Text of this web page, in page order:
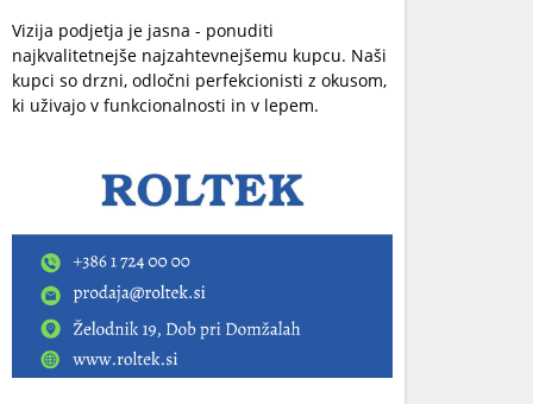
Vizija podjetja je jasna - ponuditi
najkvalitetnejše najzahtevnejšemu kupcu. Naši
kupci so drzni, odločni perfekcionisti z okusom,
ki uživajo v funkcionalnosti in v lepem.